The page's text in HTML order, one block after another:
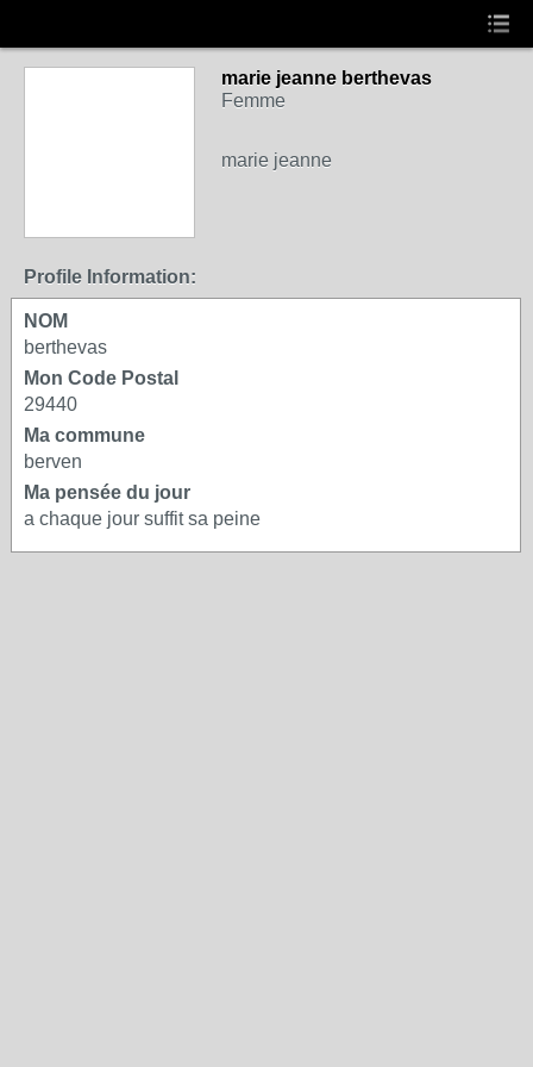
marie jeanne berthevas
Femme
marie jeanne
Profile Information:
NOM
berthevas
Mon Code Postal
29440
Ma commune
berven
Ma pensée du jour
a chaque jour suffit sa peine